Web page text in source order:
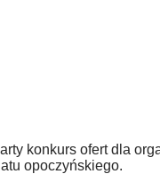
konkurs ofert dla
opoczyńskiego.